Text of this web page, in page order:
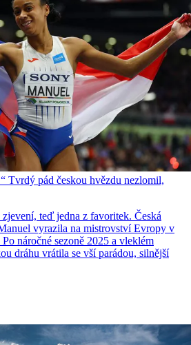
Tvrdý pád českou hvězdu nezlomil,
teď jedna z favoritek. Česká
vyrazila na mistrovství Evropy v
náročné sezoně 2025 a vleklém
dráhu vrátila se vší parádou, silnější